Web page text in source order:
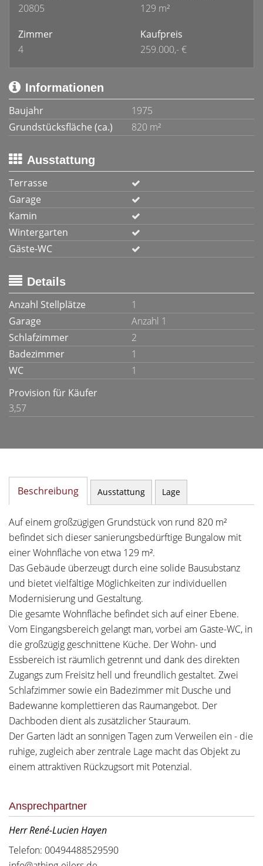
20805
129 m²
Zimmer
4
Kaufpreis
259.000,- €
Informationen
Baujahr
1975
Grundstücksfläche (ca.)
820 m²
Ausstattung
Terrasse
Garage
Kamin
Wintergarten
Gäste-WC
Details
Anzahl Stellplätze
1
Garage
Anzahl 1
Schlafzimmer
2
Badezimmer
1
WC
1
Provision für Käufer
3,57
Beschreibung Ausstattung Lage
Auf einem großzügigen Grundstück von rund 820 m²
befindet sich dieser sanierungsbedürftige Bungalow mit
einer Wohnfläche von etwa 129 m².
Das Gebäude überzeugt durch eine solide Bausubstanz
und bietet vielfältige Möglichkeiten zur individuellen
Modernisierung und Gestaltung.
Die gesamte Wohnfläche befindet sich auf einer Ebene.
Vom Eingangsbereich gelangt man, vorbei am Gäste-WC, in
die großzügig geschnittene Küche. Der Wohn- und
Essbereich ist räumlich getrennt und dank des direkten
Zugangs zum Freisitz hell und freundlich gestaltet. Zwei
Schlafzimmer sowie ein Badezimmer mit Dusche und
Badewanne komplettieren das Raumangebot. Der
Dachboden dient als zusätzlicher Stauraum.
Der Garten lädt an sonnigen Tagen zum Verweilen ein - die
ruhige, zugleich aber zentrale Lage macht das Objekt zu
einem attraktiven Rückzugsort mit Potenzial.
Ansprechpartner
Herr René-Lucien Hayen
Telefon: 00494488529590